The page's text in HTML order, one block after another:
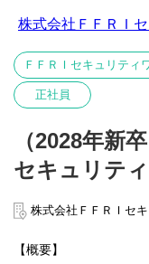
株式会社ＦＦＲＩ
ＦＦＲＩセキュリティ
正社員
（2028年新
セキュリテ
株式会社ＦＦＲＩセ
【概要】